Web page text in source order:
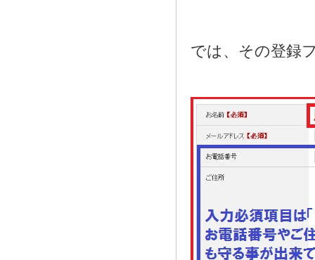
では、その登録